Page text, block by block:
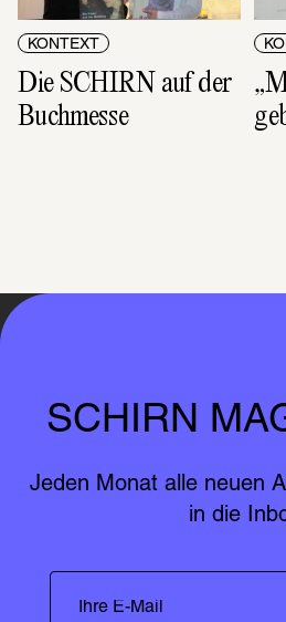
KONTEXT
Die SCHIRN auf der
Buchmesse
SCHIRN
Jeden Monat alle neuen
in die